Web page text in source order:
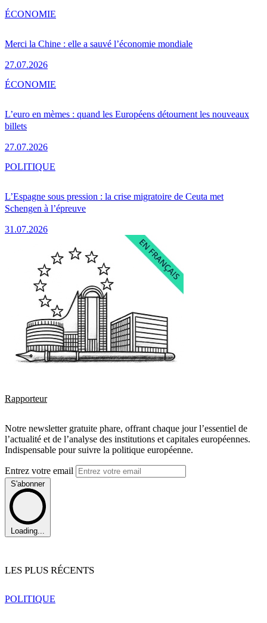
Merci la Chine : elle a sauvé l’économie mondiale
27.07.2026
ÉCONOMIE
L’euro en mèmes : quand les Européens détournent les nouveaux
billets
27.07.2026
ÉCONOMIE
L’Espagne sous pression : la crise migratoire de Ceuta met
Schengen à l’épreuve
31.07.2026
POLITIQUE
Rapporteur
Notre newsletter gratuite phare, offrant chaque jour l’essentiel de
l’actualité et de l’analyse des institutions et capitales européennes.
Indispensable pour suivre la politique européenne.
Entrez votre email
S'abonner
Loading...
LES PLUS RÉCENTS
POLITIQUE